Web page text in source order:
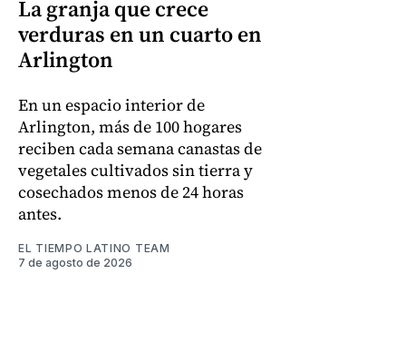
La granja que crece
verduras en un cuarto en
Arlington
En un espacio interior de
Arlington, más de 100 hogares
reciben cada semana canastas de
vegetales cultivados sin tierra y
cosechados menos de 24 horas
antes.
EL TIEMPO LATINO TEAM
7 de agosto de 2026